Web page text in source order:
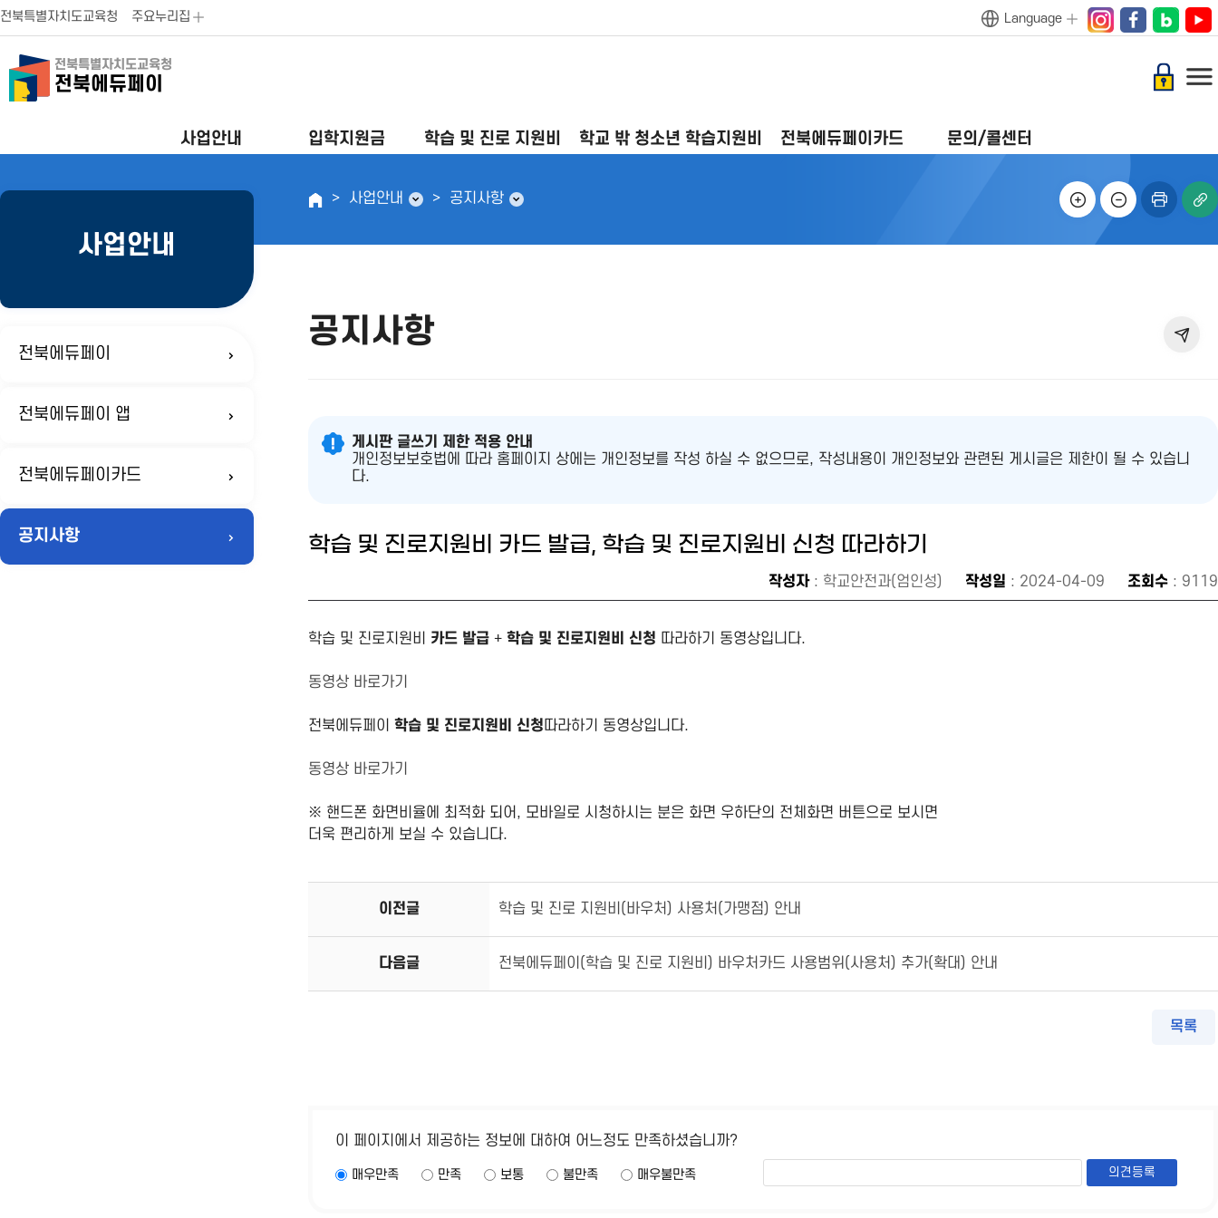
전북특별자치도교육청 주요누리집
Language
인스 페이 블로 유튜
전북특별자치도교육청
전북에듀페이
사업안내 입학지원금 학습 및 진로 지원비 학교 밖 청소년 학습지원비 전북에듀페이카드 문의/콜센터
사업안내
전북에듀페이
전북에듀페이 앱
전북에듀페이카드
공지사항
사업안내 공지사항
공지사항
게시판 글쓰기 제한 적용 안내
개인정보보호법에 따라 홈페이지 상에는 개인정보를 작성 하실 수 없으므로, 작성내용이 개인정보와 관련된 게시글은 제한이 될 수 있습니
다.
학습 및 진로지원비 카드 발급, 학습 및 진로지원비 신청 따라하기
작성자: 학교안전과(엄인성) 작성일 : 2024-04-09 조회수 : 9119
학습 및 진로지원비 카드 발급 + 학습 및 진로지원비 신청 따라하기 동영상입니다.
동영상 바로가기
전북에듀페이 학습 및 진로지원비 신청 따라하기 동영상입니다.
동영상 바로가기
※ 핸드폰 화면비율에 최적화 되어, 모바일로 시청하시는 분은 화면 우하단의 전체화면 버튼으로 보시면
더욱 편리하게 보실 수 있습니다.
이전글 학습 및 진로 지원비(바우처) 사용처(가맹점) 안내
다음글 전북에듀페이(학습 및 진로 지원비) 바우처카드 사용범위(사용처) 추가(확대) 안내
목록
이 페이지에서 제공하는 정보에 대하여 어느정도 만족하셨습니까?
매우만족 만족 보통 불만족 매우불만족